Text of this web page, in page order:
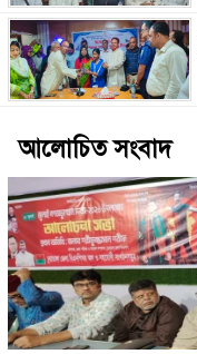
আলোচিত সংবাদ